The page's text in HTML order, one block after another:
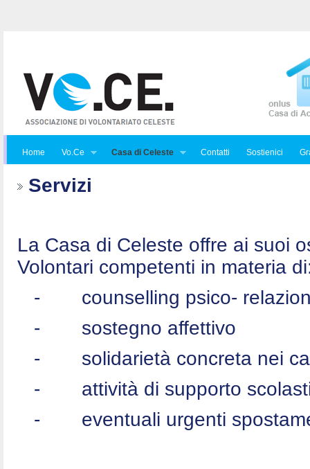
Home Vo.Ce Casa di Celeste Contatti Sostienici
Servizi
La Casa di Celeste offre ai suoi
Volontari competenti in materia
-
counselling psico-
-
sostegno affettivo
-
solidarietà concreta nei
-
attività di supporto
-
eventuali urgenti